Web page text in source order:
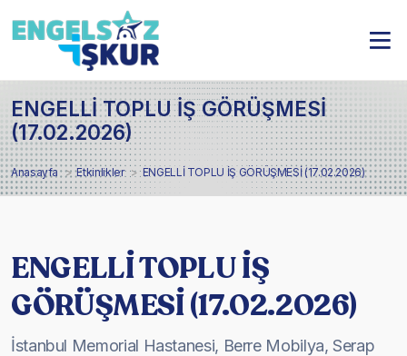
ENGELLİ TOPLU İŞ GÖRÜŞMESİ
(17.02.2026)
Anasayfa Etkinlikler ENGELLİ TOPLU İŞ GÖRÜŞMESİ (17.02.2026)
ENGELLİ TOPLU İŞ
GÖRÜŞMESİ (17.02.2026)
İstanbul Memorial Hastanesi, Berre Mobilya, Serap